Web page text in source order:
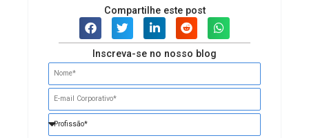
Compartilhe este post
Inscreva-se no nosso blog